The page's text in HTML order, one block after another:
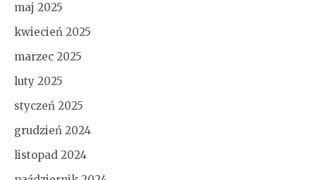
maj 2025
kwiecień 2025
marzec 2025
luty 2025
styczeń 2025
grudzień 2024
listopad 2024